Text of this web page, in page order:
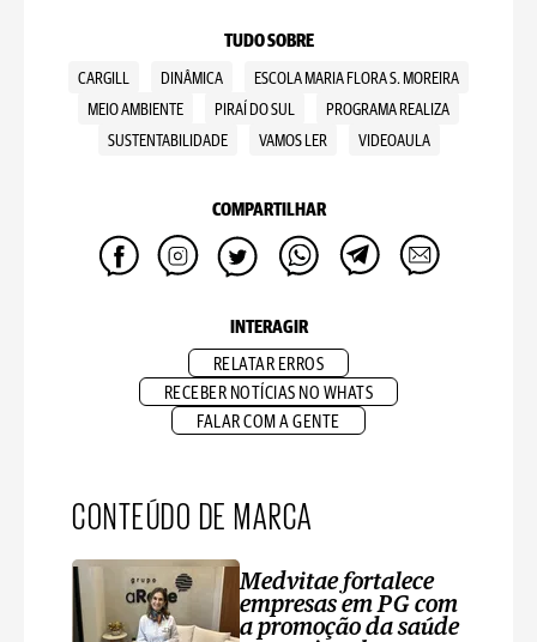
TUDO SOBRE
CARGILL DINÂMICA
ESCOLA MARIA FLORA S. MOREIRA
MEIO AMBIENTE
PIRAÍ DO SUL
PROGRAMA REALIZA
SUSTENTABILIDADE
VAMOS LER VIDEOAULA
COMPARTILHAR
INTERAGIR
RELATAR ERROS
RECEBER NOTÍCIAS NO WHATS
FALAR COM A GENTE
CONTEÚDO DE MARCA
Medvitae fortalece
empresas em PG com
a promoção da saúde